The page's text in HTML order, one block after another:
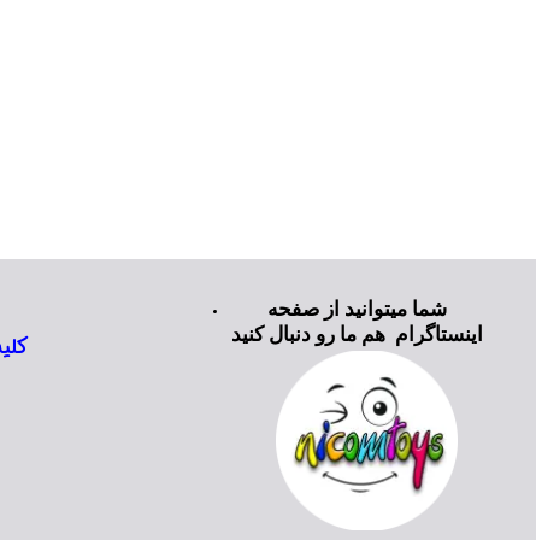
شما میتوانید از صفحه
اینستاگرام هم ما رو دنبال کنید